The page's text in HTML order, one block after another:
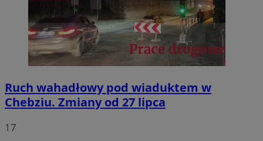
Ruch wahadłowy pod wiaduktem w
Chebziu. Zmiany od 27 lipca
17